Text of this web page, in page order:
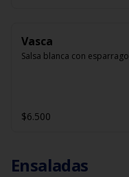
Vasca
Salsa blanca con esparrago
$6.500
Ensaladas